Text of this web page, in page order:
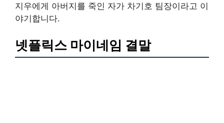
지우에게 아버지를 죽인 자가 차기호 팀장이라고 이
야기합니다.
넷플릭스 마이네임 결말